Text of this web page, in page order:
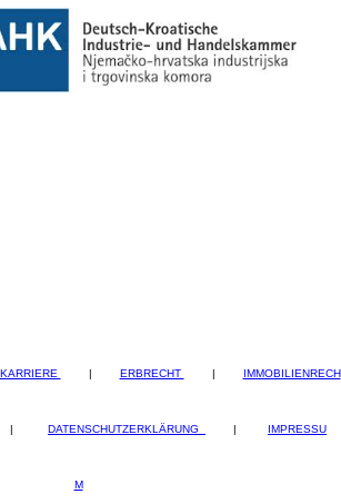
KARRIERE ERBRECHT IMMOBILIENRECH
DATENSCHUTZERKLÄRUNG IMPRESSU
M